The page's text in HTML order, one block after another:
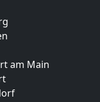
am Main